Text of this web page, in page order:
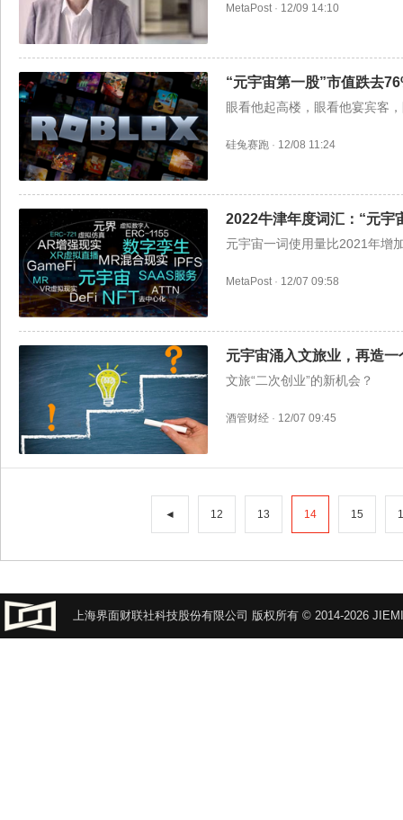
MetaPost · 12/09 14:10
“元宇宙第一股”市值跌去
眼看他起高楼，眼看他宴宾客
硅兔赛跑 · 12/08 11:24
2022牛津年度词汇：“元宇
元宇宙一词使用量比2021年增
MetaPost · 12/07 09:58
元宇宙涌入文旅业，再造一
文旅“二次创业”的新机会？
酒管财经 · 12/07 09:45
◄ 12 13 14 15
上海界面财联社科技股份有限公司 版权所有 © 2014-2026